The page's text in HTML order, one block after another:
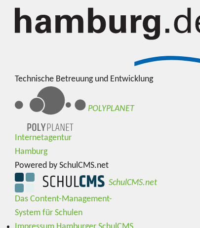
Technische Betreuung und Entwicklung
POLYPLANET
Internetagentur
Hamburg
Powered by SchulCMS.net
SchulCMS.net
Das Content-Management-
System für Schulen